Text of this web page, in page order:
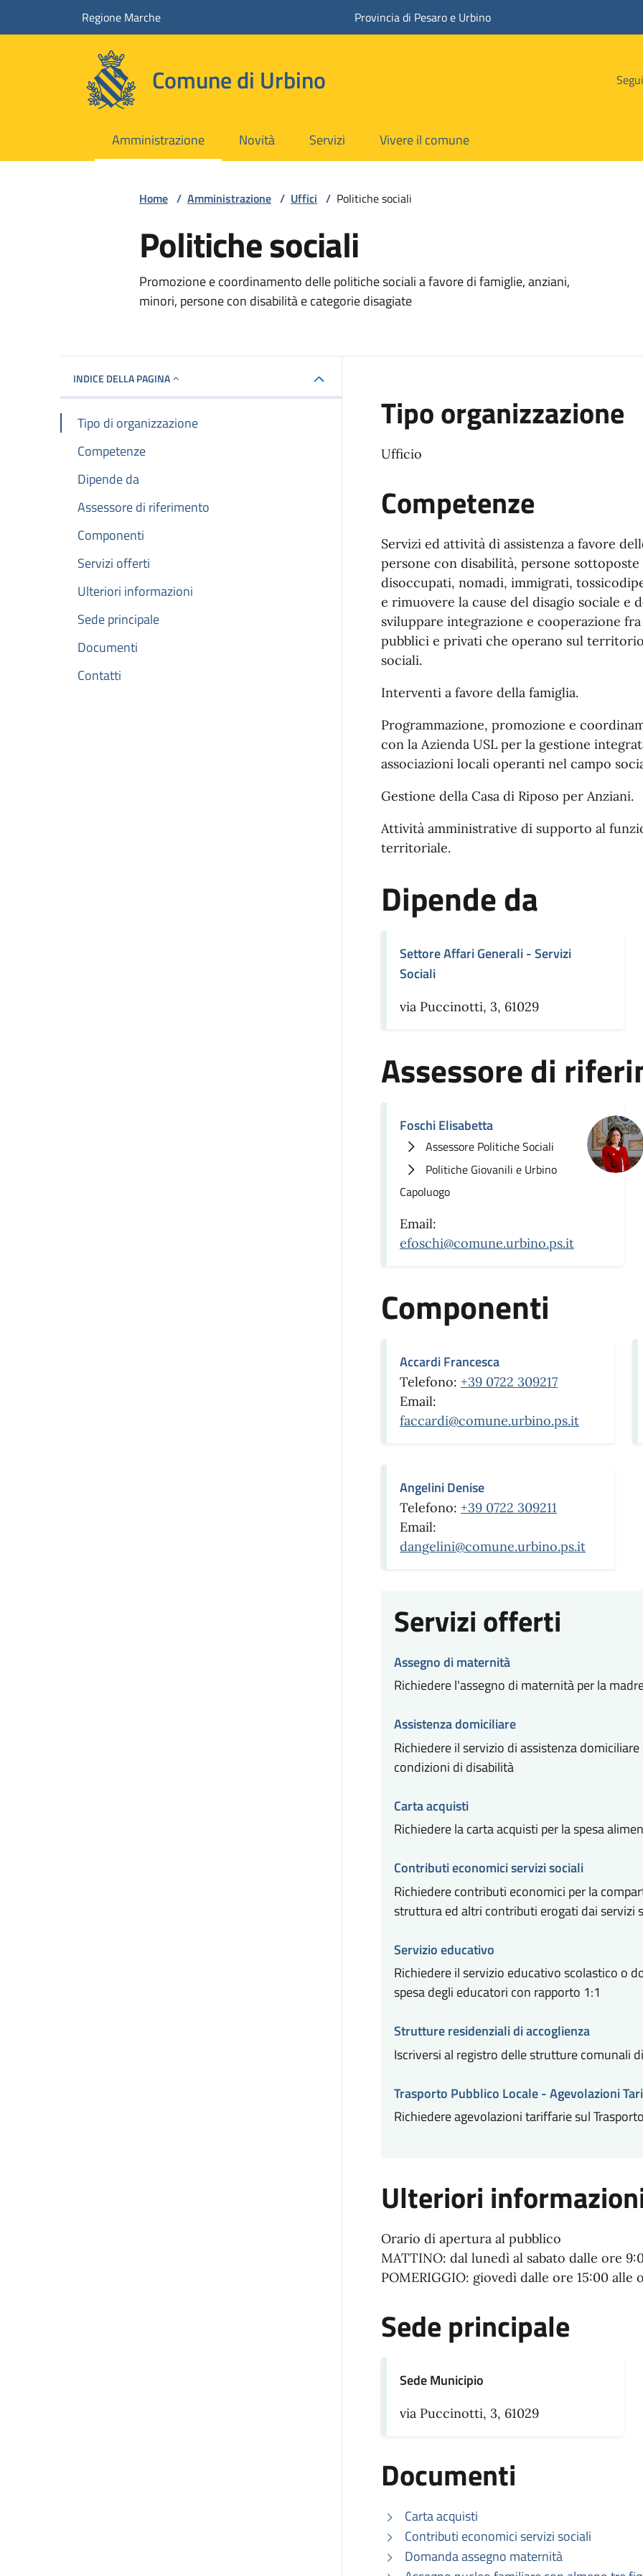
Vai ai contenutiRegione Marche Provincia di Pesaro e Urbino
Comune di Urbino
Amministrazione Novità Servizi Vivere il comune
Home / Amministrazione / Uffici / Politiche sociali
Politiche sociali
Promozione e coordinamento delle politiche sociali a favore di famiglie, anziani,
minori, persone con disabilità e categorie disagiate
INDICE DELLA PAGINA
Tipo di organizzazione
Competenze
Dipende da
Assessore di riferimento
Componenti
Servizi offerti
Ulteriori informazioni
Sede principale
Documenti
Contatti
Tipo organizzazione
Ufficio
Competenze
Servizi ed attività di assistenza a favore
persone con disabilità, persone
disoccupati, nomadi, immigrati,
e rimuovere la cause del disagio sociale e
sviluppare integrazione e cooperazione
pubblici e privati che operano sul
sociali.
Interventi a favore della famiglia.
Programmazione, promozione e
con la Azienda USL per la gestione
associazioni locali operanti nel campo
Gestione della Casa di Riposo per Anziani.
Attività amministrative di supporto al
territoriale.
Dipende da
Settore Affari Generali - Servizi
Sociali
via Puccinotti, 3, 61029
Assessore di
Foschi Elisabetta
Assessore Politiche Sociali
Politiche Giovanili e Urbino
Capoluogo
Email:
efoschi@comune.urbino.ps.it
Componenti
Accardi Francesca
Telefono: +39 0722 309217
Email:
faccardi@comune.urbino.ps.it
Angelini Denise
Telefono: +39 0722 309211
Email:
dangelini@comune.urbino.ps.it
Servizi offerti
Assegno di maternità
Richiedere l'assegno di maternità per la
Assistenza domiciliare
Richiedere il servizio di assistenza
condizioni di disabilità
Carta acquisti
Richiedere la carta acquisti per la spesa
Contributi economici servizi sociali
Richiedere contributi economici per la
struttura ed altri contributi erogati dai servizi
Servizio educativo
Richiedere il servizio educativo scolastico o
spesa degli educatori con rapporto 1:1
Strutture residenziali di accoglienza
Iscriversi al registro delle strutture comunali
Trasporto Pubblico Locale - Agevolazioni
Richiedere agevolazioni tariffarie sul
Ulteriori
Orario di apertura al pubblico
MATTINO: dal lunedì al sabato dalle ore
POMERIGGIO: giovedì dalle ore 15:00 alle
Sede principale
Sede Municipio
via Puccinotti, 3, 61029
Documenti
Carta acquisti
Contributi economici servizi sociali
Domanda assegno maternità